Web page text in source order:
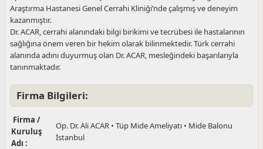
Araştırma Hastanesi Genel Cerrahi Kliniği’nde çalışmış ve deneyim
kazanmıştır.
Dr. ACAR, cerrahi alanındaki bilgi birikimi ve tecrübesi ile hastalarının
sağlığına önem veren bir hekim olarak bilinmektedir. Türk cerrahi
alanında adını duyurmuş olan Dr. ACAR, mesleğindeki başarılarıyla
tanınmaktadır.
Firma Bilgileri:
Firma /
Kuruluş
Adı :
Op. Dr. Ali ACAR • Tüp Mide Ameliyatı • Mide Balonu
İstanbul